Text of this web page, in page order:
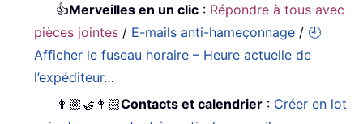
👍Merveilles en un clic : Répondre à tous avec
pièces jointes / E-mails anti-hameçonnage / 🕘
Afficher le fuseau horaire – Heure actuelle de
l’expéditeur…
👩🏼‍🤝‍👩🏻Contacts et calendrier : Créer en lot